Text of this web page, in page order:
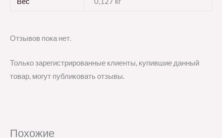
Отзывов пока нет.
Только зарегистрированные клиенты, купившие данный
товар, могут публиковать отзывы.
Похожие